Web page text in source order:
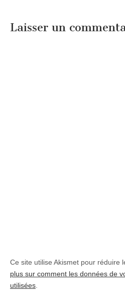
Laisser un
Ce site utilise Akismet pour réduire
plus sur comment les données de
utilisées.